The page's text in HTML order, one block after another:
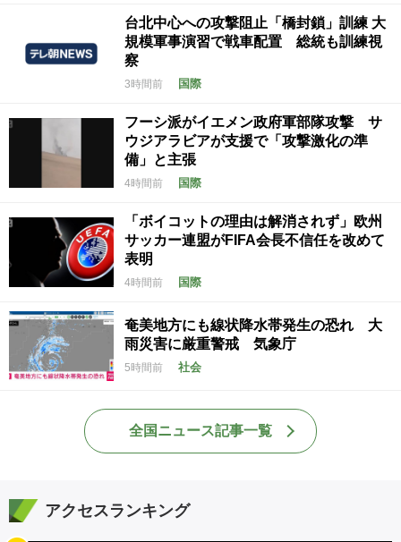
台北中心への攻撃阻止「橋封鎖」訓練 大
規模軍事演習で戦車配置 総統も訓練視
察
3時間前 国際
フーシ派がイエメン政府軍部隊攻撃 サ
ウジアラビアが支援で「攻撃激化の準
備」と主張
4時間前 国際
「ボイコットの理由は解消されず」欧州
サッカー連盟がFIFA会長不信任を改めて
表明
4時間前 国際
奄美地方にも線状降水帯発生の恐れ 大
雨災害に厳重警戒 気象庁
5時間前 社会
全国ニュース記事一覧
アクセスランキング